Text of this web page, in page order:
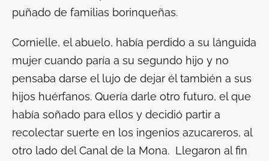
puñado de familias borinqueñas.
Cornielle, el abuelo, había perdido a su lánguida
mujer cuando paría a su segundo hijo y no
pensaba darse el lujo de dejar él también a sus
hijos huérfanos. Quería darle otro futuro, el que
había soñado para ellos y decidió partir a
recolectar suerte en los ingenios azucareros, al
otro lado del Canal de la Mona. Llegaron al fin